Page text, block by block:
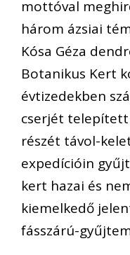
mottóval
három ázsiai
Kósa Géza
Botanikus Kert
évtizedekben
cserjét
részét távol-
expedícióin
kert hazai és
kiemelkedő
fásszárú-